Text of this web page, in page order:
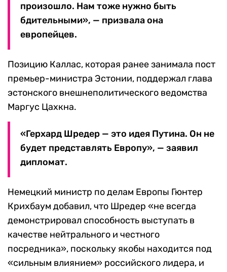
произошло. Нам тоже нужно быть
бдительными», — призвала она
европейцев.
Позицию Каллас, которая ранее занимала пост
премьер-министра Эстонии, поддержал глава
эстонского внешнеполитического ведомства
Маргус Цахкна.
«Герхард Шредер — это идея Путина. Он не
будет представлять Европу», — заявил
дипломат.
Немецкий министр по делам Европы Гюнтер
Крихбаум добавил, что Шредер «не всегда
демонстрировал способность выступать в
качестве нейтрального и честного
посредника», поскольку якобы находится под
«сильным влиянием» российского лидера, и